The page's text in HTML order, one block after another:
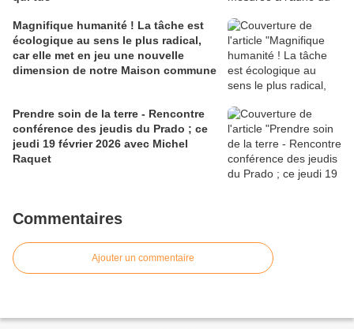
Magnifique humanité ! La tâche est
écologique au sens le plus radical,
car elle met en jeu une nouvelle
dimension de notre Maison commune
Prendre soin de la terre - Rencontre
conférence des jeudis du Prado ; ce
jeudi 19 février 2026 avec Michel
Raquet
Commentaires
Ajouter un commentaire